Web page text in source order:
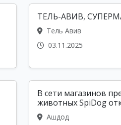
ТЕЛЬ-АВИВ,
Тель Авив
03.11.2025
В сети магазинов
животных SpiDog
Ашдод